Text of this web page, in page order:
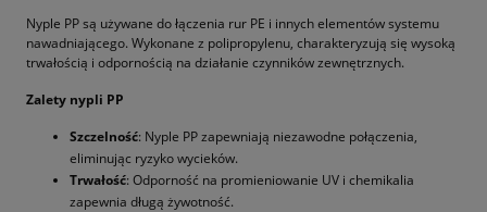
Nyple PP są używane do łączenia rur PE i innych elementów systemu
nawadniającego. Wykonane z polipropylenu, charakteryzują się wysoką
trwałością i odpornością na działanie czynników zewnętrznych.
Zalety nypli PP
Szczelność: Nyple PP zapewniają niezawodne połączenia,
eliminując ryzyko wycieków.
Trwałość: Odporność na promieniowanie UV i chemikalia
zapewnia długą żywotność.